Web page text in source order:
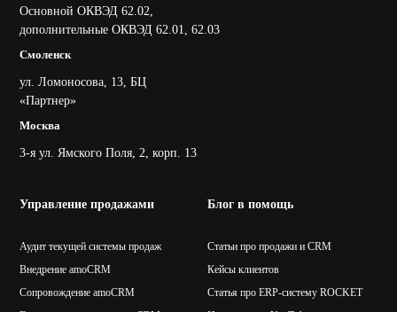
Управление продажами
Аудит текущей системы продаж
Внедрение amoCRM
Сопровождение amoCRM
Блог в помощь
Статьи про продажи и CRM
Кейсы клиентов
Статья про ERP-систему ROCKET
Основной ОКВЭД 62.02,
дополнительные ОКВЭД 62.01, 62.03
Смоленск
ул. Ломоносова, 13, БЦ
«Партнер»
Москва
3-я ул. Ямского Поля, 2, корп. 13